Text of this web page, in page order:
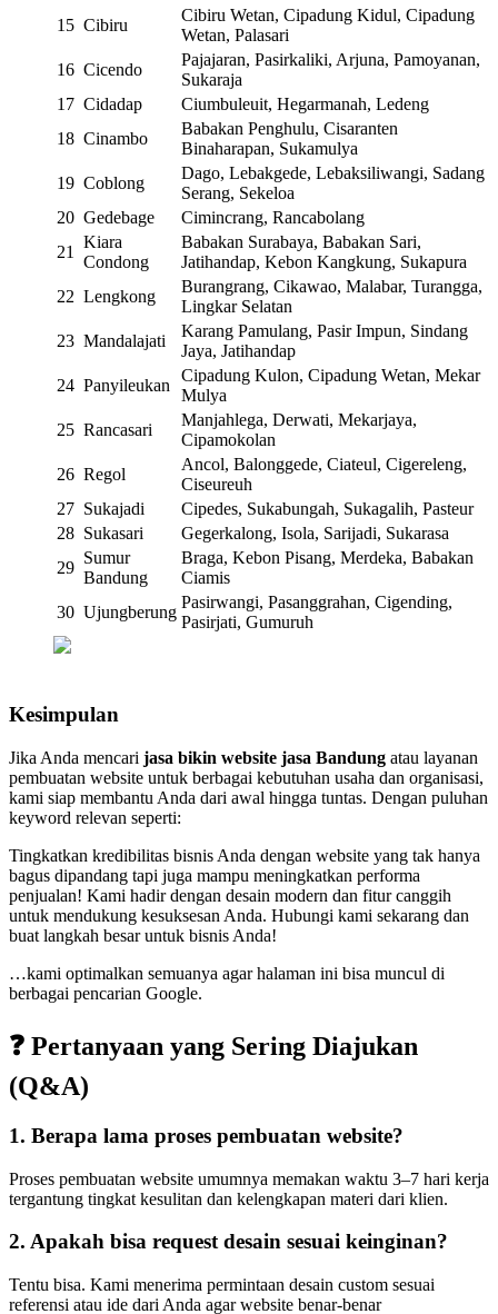
15 Cibiru
Cibiru Wetan, Cipadung Kidul, Cipadung
Wetan, Palasari
16 Cicendo
Pajajaran, Pasirkaliki, Arjuna, Pamoyanan,
Sukaraja
17 Cidadap
Ciumbuleuit, Hegarmanah, Ledeng
18 Cinambo
Babakan Penghulu, Cisaranten
Binaharapan, Sukamulya
19 Coblong
Dago, Lebakgede, Lebaksiliwangi, Sadang
Serang, Sekeloa
20 Gedebage
Cimincrang, Rancabolang
21
Kiara
Condong
Babakan Surabaya, Babakan Sari,
Jatihandap, Kebon Kangkung, Sukapura
22 Lengkong
Burangrang, Cikawao, Malabar, Turangga,
Lingkar Selatan
23 Mandalajati
Karang Pamulang, Pasir Impun, Sindang
Jaya, Jatihandap
24 Panyileukan
Cipadung Kulon, Cipadung Wetan, Mekar
Mulya
25 Rancasari
Manjahlega, Derwati, Mekarjaya,
Cipamokolan
26 Regol
Ancol, Balonggede, Ciateul, Cigereleng,
Ciseureuh
27 Sukajadi
Cipedes, Sukabungah, Sukagalih, Pasteur
28 Sukasari
Gegerkalong, Isola, Sarijadi, Sukarasa
29
Sumur
Bandung
Braga, Kebon Pisang, Merdeka, Babakan
Ciamis
30 Ujungberung
Pasirwangi, Pasanggrahan, Cigending,
Pasirjati, Gumuruh
Kesimpulan
Jika Anda mencari jasa bikin website jasa Bandung atau layanan
pembuatan website untuk berbagai kebutuhan usaha dan organisasi,
kami siap membantu Anda dari awal hingga tuntas. Dengan puluhan
keyword relevan seperti:
Tingkatkan kredibilitas bisnis Anda dengan website yang tak hanya
bagus dipandang tapi juga mampu meningkatkan performa
penjualan! Kami hadir dengan desain modern dan fitur canggih
untuk mendukung kesuksesan Anda. Hubungi kami sekarang dan
buat langkah besar untuk bisnis Anda!
…kami optimalkan semuanya agar halaman ini bisa muncul di
berbagai pencarian Google.
❓ Pertanyaan yang Sering Diajukan
(Q&A)
1. Berapa lama proses pembuatan website?
Proses pembuatan website umumnya memakan waktu 3–7 hari kerja
tergantung tingkat kesulitan dan kelengkapan materi dari klien.
2. Apakah bisa request desain sesuai keinginan?
Tentu bisa. Kami menerima permintaan desain custom sesuai
referensi atau ide dari Anda agar website benar-benar